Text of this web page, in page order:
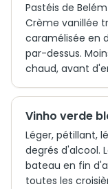
Pastéis de
Crème vanillée
caramélisée en
par-dessus.
chaud, avant
Vinho verde
Léger, pétillant,
degrés d'alcool.
bateau en fin
toutes les